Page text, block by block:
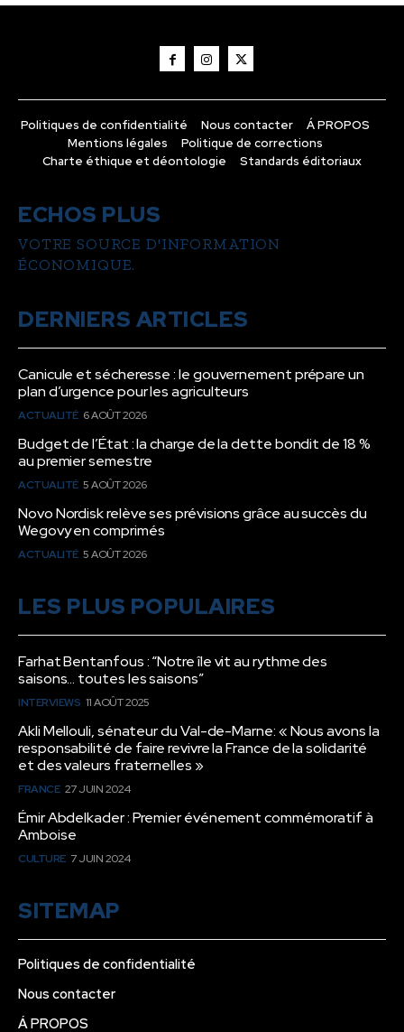
Politiques de confidentialité Nous contacter
Á PROPOS
Mentions légales
Politique de corrections
Charte éthique et déontologie
Standards éditoriaux
ECHOS PLUS
VOTRE SOURCE D'INFORMATION
ÉCONOMIQUE.
DERNIERS ARTICLES
Canicule et sécheresse : le gouvernement prépare un
plan d’urgence pour les agriculteurs
ACTUALITÉ 6 AOÛT 2026
Budget de l’État : la charge de la dette bondit de 18 %
au premier semestre
ACTUALITÉ 5 AOÛT 2026
Novo Nordisk relève ses prévisions grâce au succès du
Wegovy en comprimés
ACTUALITÉ 5 AOÛT 2026
LES PLUS POPULAIRES
Farhat Bentanfous : “Notre île vit au rythme des
saisons… toutes les saisons”
INTERVIEWS 11 AOÛT 2025
Akli Mellouli, sénateur du Val-de-Marne: « Nous avons la
responsabilité de faire revivre la France de la solidarité
et des valeurs fraternelles »
FRANCE 27 JUIN 2024
Émir Abdelkader : Premier événement commémoratif à
Amboise
CULTURE 7 JUIN 2024
SITEMAP
Politiques de confidentialité
Nous contacter
Á PROPOS